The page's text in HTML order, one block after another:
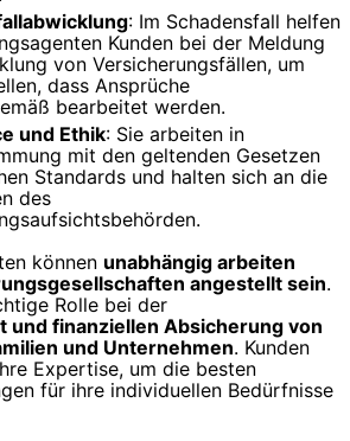
: Im Schadensfall helfen
Kunden bei der Meldung
von Versicherungsfällen, um
dass Ansprüche
bearbeitet werden.
und Ethik: Sie arbeiten in
mit den geltenden Gesetzen
Standards und halten sich an die
des
können unabhängig arbeiten
angestellt sein.
Rolle bei der
und finanziellen Absicherung von
und Unternehmen. Kunden
Expertise, um die besten
für ihre individuellen Bedürfnisse